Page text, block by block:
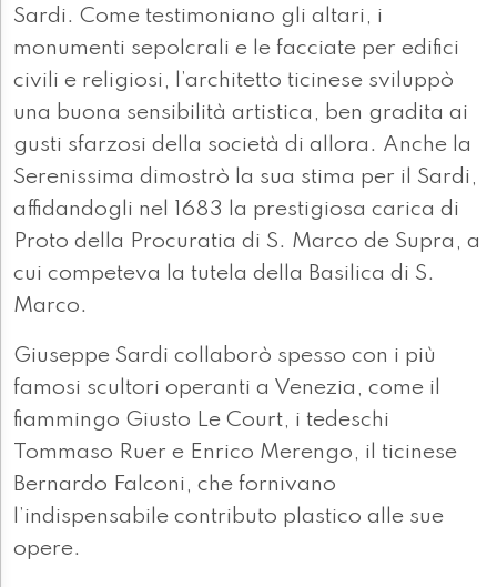
Sardi. Come testimoniano gli altari, i
monumenti sepolcrali e le facciate per edifici
civili e religiosi, l’architetto ticinese sviluppò
una buona sensibilità artistica, ben gradita ai
gusti sfarzosi della società di allora. Anche la
Serenissima dimostrò la sua stima per il Sardi,
affidandogli nel 1683 la prestigiosa carica di
Proto della Procuratia di S. Marco de Supra, a
cui competeva la tutela della Basilica di S.
Marco.
Giuseppe Sardi collaborò spesso con i più
famosi scultori operanti a Venezia, come il
fiammingo Giusto Le Court, i tedeschi
Tommaso Ruer e Enrico Merengo, il ticinese
Bernardo Falconi, che fornivano
l’indispensabile contributo plastico alle sue
opere.